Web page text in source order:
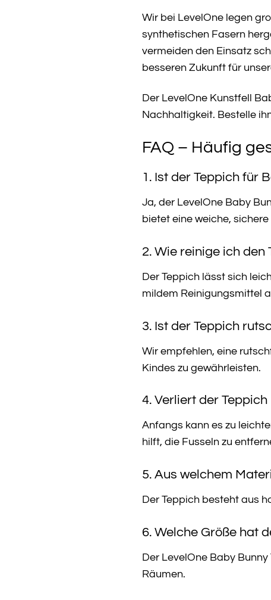
Wir bei LevelOne legen
synthetischen Fasern
vermeiden den Einsatz
besseren Zukunft für
Der LevelOne Kunstfell
Nachhaltigkeit. Bestelle
FAQ – Häufig
1. Ist der Teppich für
Ja, der LevelOne Baby
bietet eine weiche,
2. Wie reinige ich den
Der Teppich lässt sich
mildem Reinigungsmittel
3. Ist der Teppich
Wir empfehlen, eine
Kindes zu gewährleisten.
4. Verliert der Teppich
Anfangs kann es zu
hilft, die Fusseln zu
5. Aus welchem
Der Teppich besteht aus
6. Welche Größe hat
Der LevelOne Baby
Räumen.